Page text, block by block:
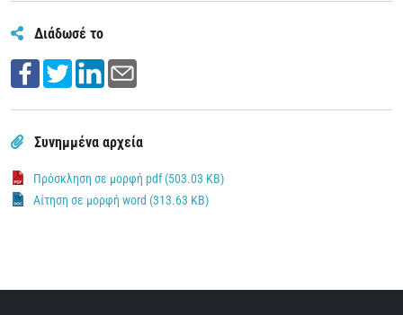
Διάδωσέ το
Συνημμένα αρχεία
Πρόσκληση σε μορφή pdf (503.03 KB)
Αίτηση σε μορφή word (313.63 KB)